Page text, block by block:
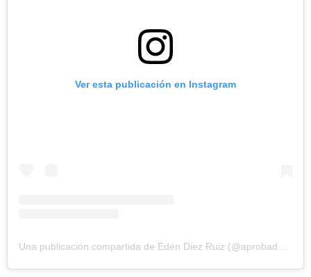
Ver esta publicación en Instagram